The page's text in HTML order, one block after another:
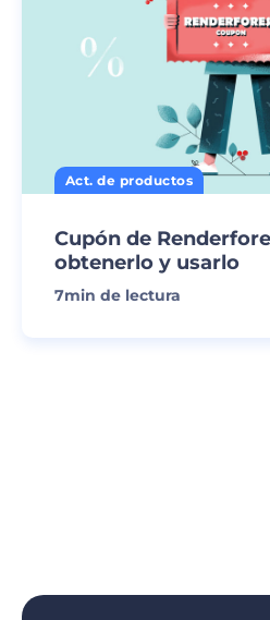
Act. de productos
Cupón de
obtenerlo y usarlo
7min de lectura